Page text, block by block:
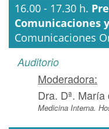
16.00 - 17.30 h.
Comunicaciones
Comunicaciones
Auditorio
Moderadora:
Dra. Dª.
Medicina Interna.